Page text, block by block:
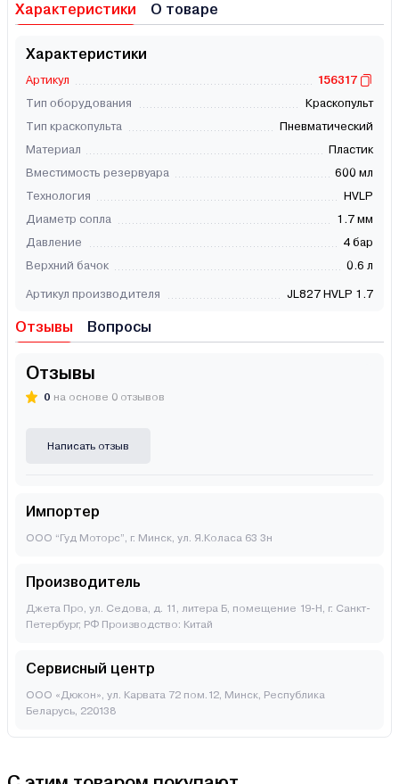
Характеристики О товаре
Характеристики
Артикул
156317
Тип оборудования
Краскопульт
Тип краскопульта
Пневматический
Материал
Пластик
Вместимость резервуара
600 мл
Технология
HVLP
Диаметр сопла
1.7 мм
Давление
4 бар
Верхний бачок
0.6 л
Артикул производителя JL827 HVLP 1.7
Отзывы Вопросы
Отзывы
0 на основе 0 отзывов
Написать отзыв
Импортер
ООО “Гуд Моторс”, г. Минск, ул. Я.Коласа 63 3н
Производитель
Джета Про, ул. Седова, д. 11, литера Б, помещение 19-Н, г. Санкт-
Петербург, РФ Производство: Китай
Сервисный центр
ООО «Дюкон», ул. Карвата 72 пом.12, Минск, Республика
Беларусь, 220138